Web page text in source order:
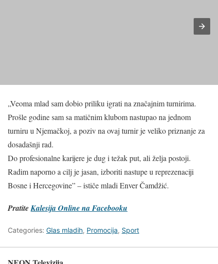
„Veoma mlad sam dobio priliku igrati na značajnim turnirima.
Prošle godine sam sa matičnim klubom nastupao na jednom
turniru u Njemačkoj, a poziv na ovaj turnir je veliko priznanje za
dosadašnji rad.
Do profesionalne karijere je dug i težak put, ali želja postoji.
Radim naporno a cilj je jasan, izboriti nastupe u reprezenaciji
Bosne i Hercegovine” – ističe mladi Enver Čamdžić.
PratiteKalesija Online na Facebooku
Categories: Glas mladih, Promocija, Sport